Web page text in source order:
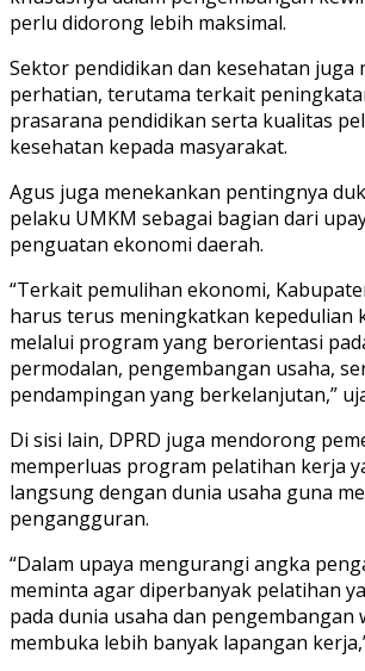
perlu didorong lebih maksimal.
Sektor pendidikan dan kesehatan juga
perhatian, terutama terkait
prasarana pendidikan serta kualitas
kesehatan kepada masyarakat.
Agus juga menekankan pentingnya
pelaku UMKM sebagai bagian dari
penguatan ekonomi daerah.
“Terkait pemulihan ekonomi,
harus terus meningkatkan kepedulian
melalui program yang berorientasi
permodalan, pengembangan usaha,
pendampingan yang berkelanjutan,”
Di sisi lain, DPRD juga mendorong
memperluas program pelatihan kerja
langsung dengan dunia usaha guna
pengangguran.
“Dalam upaya mengurangi angka
meminta agar diperbanyak pelatihan
pada dunia usaha dan pengembangan
membuka lebih banyak lapangan